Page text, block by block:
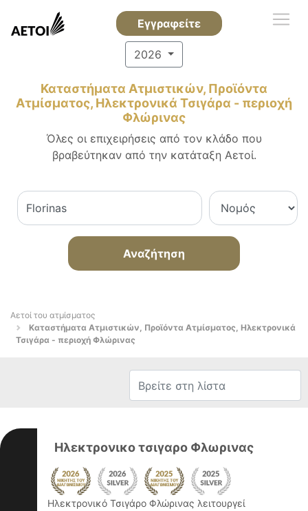
Εγγραφείτε
2026
Καταστήματα Ατμιστικών, Προϊόντα
Ατμίσματος, Ηλεκτρονικά Τσιγάρα - περιοχή
Φλώρινας
Όλες οι επιχειρήσεις από τον κλάδο που
βραβεύτηκαν από την κατάταξη Αετοί.
Αναζήτηση
Αετοί του ατμίσματος
Καταστήματα Ατμιστικών, Προϊόντα Ατμίσματος, Ηλεκτρονικά
Τσιγάρα - περιοχή Φλώρινας
Ηλεκτρονικο τσιγαρο Φλωρινας
Ηλεκτρονικό Τσιγάρο Φλώρινας λειτουργεί